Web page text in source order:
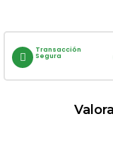
Transacción
Segura